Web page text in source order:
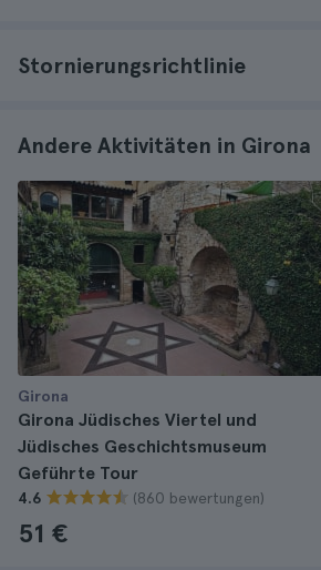
Stornierungsrichtlinie
Andere Aktivitäten in Girona
Girona
Girona Jüdisches Viertel und
Jüdisches Geschichtsmuseum
Geführte Tour
4.6 (860 bewertungen)
51 €